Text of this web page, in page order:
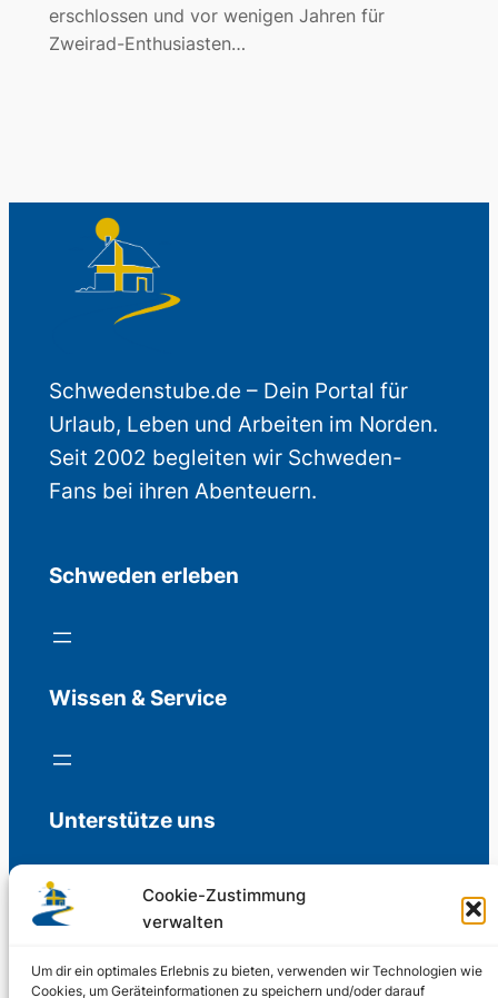
Cookie-Zustimmung
verwalten
Um dir ein optimales Erlebnis zu bieten, verwenden wir Technologien wie
Cookies, um Geräteinformationen zu speichern und/oder darauf
erschlossen und vor wenigen Jahren für
Zweirad-Enthusiasten…
Schwedenstube.de – Dein Portal für
Urlaub, Leben und Arbeiten im Norden.
Seit 2002 begleiten wir Schweden-
Fans bei ihren Abenteuern.
Schweden erleben
Wissen & Service
Unterstütze uns
Freiwillige Spenden für die Aufrechterhaltung